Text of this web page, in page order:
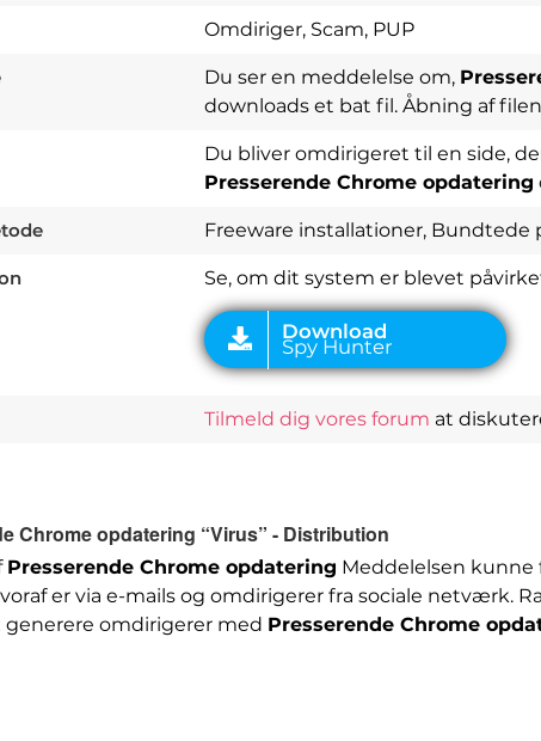
Omdiriger, Scam, PUP
Du ser en meddelelse om,
downloads et bat fil. Åbning af
Du bliver omdirigeret til en side,
Presserende Chrome opdatering
Freeware installationer,
Se, om dit system er blevet
Download
Tilmeld dig vores forum at
Chrome opdatering “Virus” - Distribution
Presserende Chrome opdatering Meddelelsen kunne
er via e-mails og omdirigerer fra sociale
omdirigerer med Presserende Chrome